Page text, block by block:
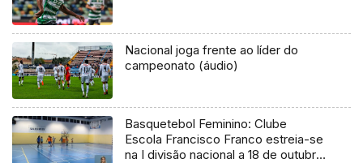
Nacional joga frente ao líder do
campeonato (áudio)
Basquetebol Feminino: Clube
Escola Francisco Franco estreia-se
na I divisão nacional a 18 de outubro